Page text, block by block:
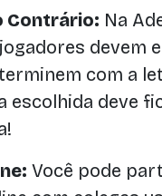
Contrário: Na
devem
com a
escolhida deve
Você pode